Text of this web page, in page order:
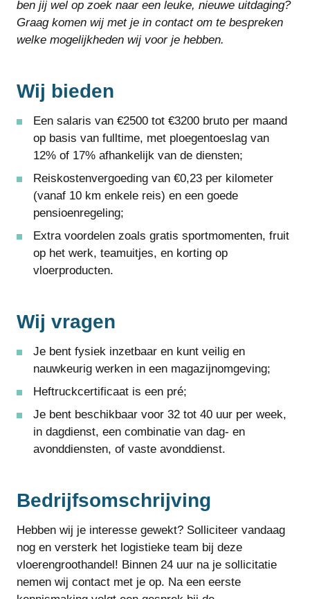
ben jij wel op zoek naar een leuke, nieuwe uitdaging?
Graag komen wij met je in contact om te bespreken
welke mogelijkheden wij voor je hebben.
Wij bieden
Een salaris van €2500 tot €3200 bruto per maand
op basis van fulltime, met ploegentoeslag van
12% of 17% afhankelijk van de diensten;
Reiskostenvergoeding van €0,23 per kilometer
(vanaf 10 km enkele reis) en een goede
pensioenregeling;
Extra voordelen zoals gratis sportmomenten, fruit
op het werk, teamuitjes, en korting op
vloerproducten.
Wij vragen
Je bent fysiek inzetbaar en kunt veilig en
nauwkeurig werken in een magazijnomgeving;
Heftruckcertificaat is een pré;
Je bent beschikbaar voor 32 tot 40 uur per week,
in dagdienst, een combinatie van dag- en
avonddiensten, of vaste avonddienst.
Bedrijfsomschrijving
Hebben wij je interesse gewekt? Solliciteer vandaag
nog en versterk het logistieke team bij deze
vloerengroothandel! Binnen 24 uur na je sollicitatie
nemen wij contact met je op. Na een eerste